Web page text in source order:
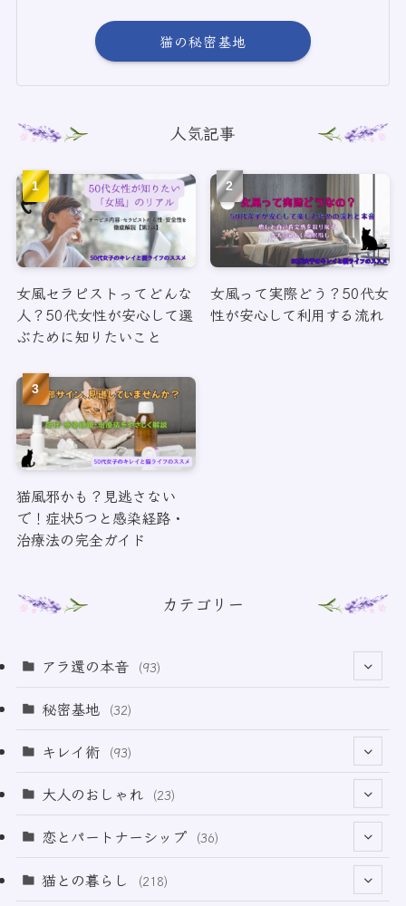
猫の秘密基地
人気記事
女風セラピストってどんな
人？50代女性が安心して選
ぶために知りたいこと
女風って実際どう？50代女
性が安心して利用する流れ
猫風邪かも？見逃さない
で！症状5つと感染経路・
治療法の完全ガイド
カテゴリー
アラ還の本音 (93)
(69)
秘密基地 (32)
キレイ術 (93)
(32)
(49)
大人のおしゃれ (23)
(21)
(2)
恋とパートナーシップ (36)
(33)
猫との暮らし (218)